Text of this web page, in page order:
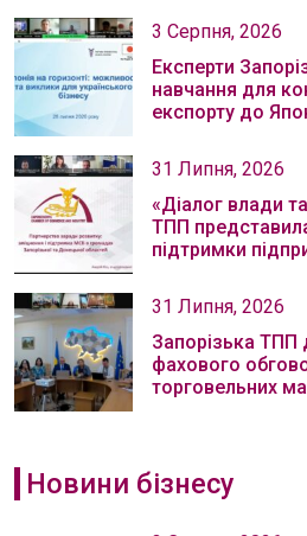
3 Серпня, 2026
Експерти
навчання для
експорту до
31 Липня, 2026
«Діалог влади
ТПП
підтримки
31 Липня, 2026
Запорізька ТПП
фахового
торговельних
Новини бізнесу